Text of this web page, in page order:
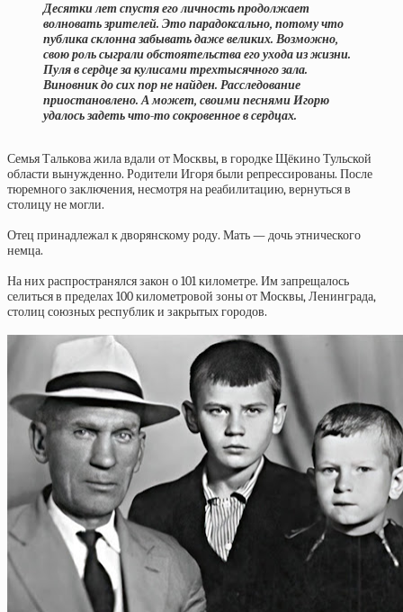
Десятки лет спустя его личность продолжает
волновать зрителей. Это парадоксально, потому что
публика склонна забывать даже великих. Возможно,
свою роль сыграли обстоятельства его ухода из жизни.
Пуля в сердце за кулисами трехтысячного зала.
Виновник до сих пор не найден. Расследование
приостановлено. А может, своими песнями Игорю
удалось задеть что-то сокровенное в сердцах.
Семья Талькова жила вдали от Москвы, в городке Щёкино Тульской
области вынужденно. Родители Игоря были репрессированы. После
тюремного заключения, несмотря на реабилитацию, вернуться в
столицу не могли.
Отец принадлежал к дворянскому роду. Мать — дочь этнического
немца.
На них распространялся закон о 101 километре. Им запрещалось
селиться в пределах 100 километровой зоны от Москвы, Ленинграда,
столиц союзных республик и закрытых городов.